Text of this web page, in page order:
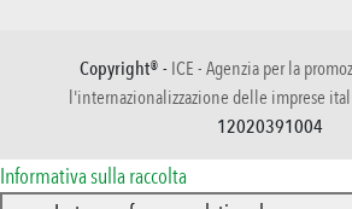
Copyright® - ICE - Agenzia per la
l'internazionalizzazione delle imprese
12020391004
Informativa sulla raccolta